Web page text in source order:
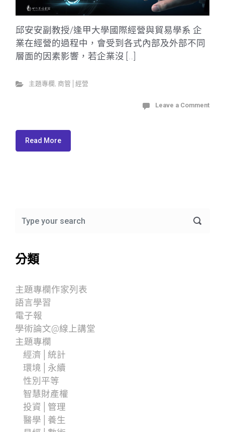
邱安安副教授/逢甲大學國際經營與貿易學系 企
業在經營的過程中，會受到各式內部及外部不同
層面的因素影響，若企業沒 […]
主題專欄 , 商管│經營
Leave a Comment
Read More
分類
主題專欄作家列表
語言學習
電子報
學術論文@線上講堂
主題專欄
經濟│統計
環境│永續
性別平等
智慧財產權
投資│管理
醫學│養生